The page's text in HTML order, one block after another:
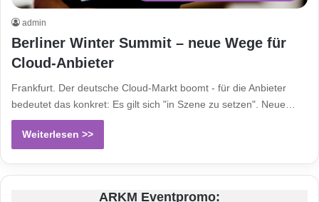
admin
Berliner Winter Summit – neue Wege für
Cloud-Anbieter
Frankfurt. Der deutsche Cloud-Markt boomt - für die Anbieter
bedeutet das konkret: Es gilt sich "in Szene zu setzen". Neue…
Weiterlesen >>
ARKM Eventpromo: